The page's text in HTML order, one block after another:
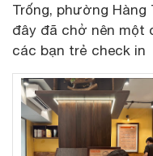
Trống, phường Hàng
đây đã chở nên một
các bạn trẻ check in